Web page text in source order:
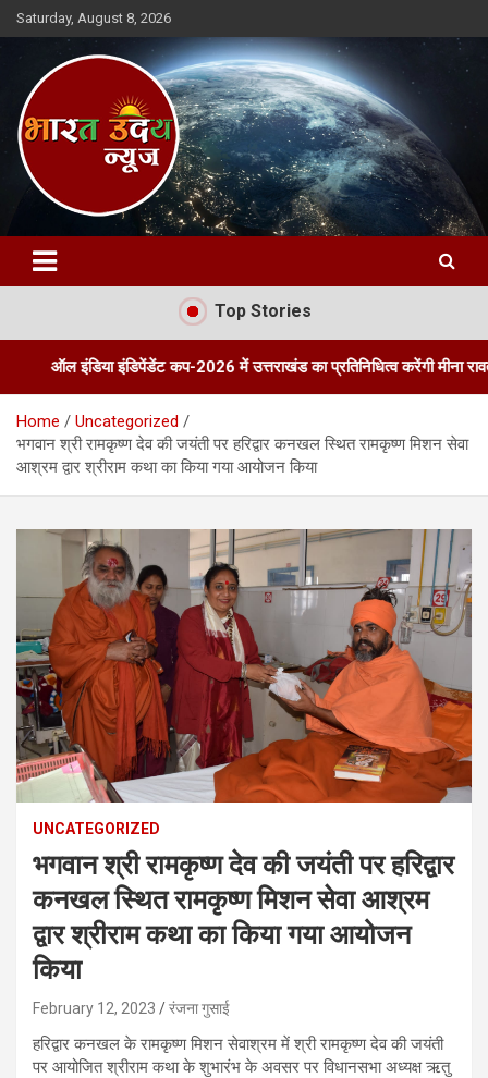
Skip
to
Saturday, August 8, 2026
Bharat Uday News
Top Stories
इंडिपेंडेंट कप-2026 में उत्तराखंड का प्रतिनिधित्व करेंगी मीना रावत
Home
Uncategorized
भगवान श्री रामकृष्ण देव की जयंती पर हरिद्वार कनखल स्थित रामकृष्ण मिशन सेवा
आश्रम द्वार श्रीराम कथा का किया गया आयोजन किया
UNCATEGORIZED
भगवान श्री रामकृष्ण देव की जयंती पर हरिद्वार
कनखल स्थित रामकृष्ण मिशन सेवा आश्रम
द्वार श्रीराम कथा का किया गया आयोजन
किया
February 12, 2023 रंजना गुसाई
हरिद्वार कनखल के रामकृष्ण मिशन सेवाश्रम में श्री रामकृष्ण देव की जयंती
पर आयोजित श्रीराम कथा के शुभारंभ के अवसर पर विधानसभा अध्यक्ष ऋतु